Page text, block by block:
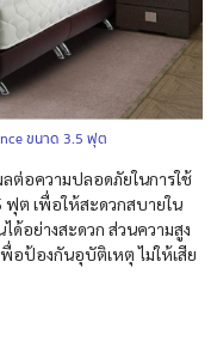
ขนาด 3.5 ฟุต
ลต่อความปลอดภัยในการใช้
ฟุต เพื่อให้สะดวกสบายใน
ด้อย่างสะดวก ส่วนความสูง
อป้องกันอุบัติเหตุ ไม่ให้เสีย